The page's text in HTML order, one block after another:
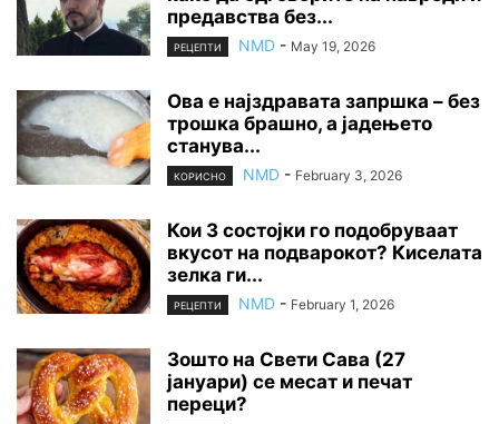
предавства без...
РЕЦЕПТИ NMD - May 19, 2026
Ова е најздравата запршка – без
трошка брашно, а јадењето
станува...
КОРИСНО NMD - February 3, 2026
Кои 3 состојки го подобруваат
вкусот на подварокот? Киселата
зелка ги...
РЕЦЕПТИ NMD - February 1, 2026
Зошто на Свети Сава (27
јануари) се месат и печат
переци?